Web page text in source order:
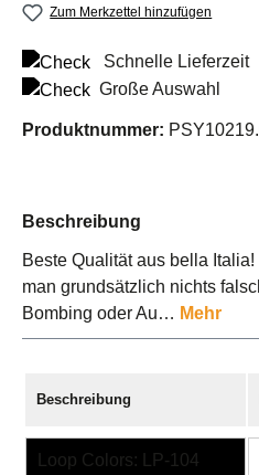
Zum Merkzettel hinzufügen
Schnelle Lieferzeit
Große Auswahl
Produktnummer:
Beschreibung
Beste Qualität aus bella
man grundsätzlich nichts
Bombing oder Au… Mehr
Beschreibung
Loop Colors: LP-104